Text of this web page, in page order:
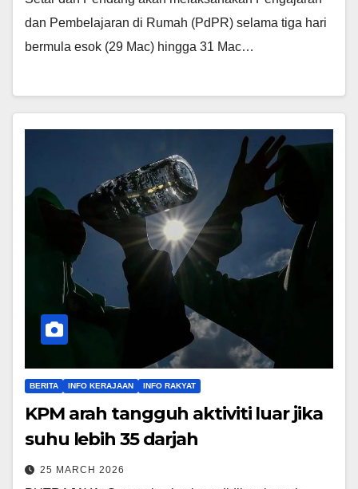
dan Pembelajaran di Rumah (PdPR) selama tiga hari
bermula esok (29 Mac) hingga 31 Mac…
BERITA INFO KERAJAAN INFO RAKYAT
KPM arah tangguh aktiviti luar jika
suhu lebih 35 darjah
25 MARCH 2026